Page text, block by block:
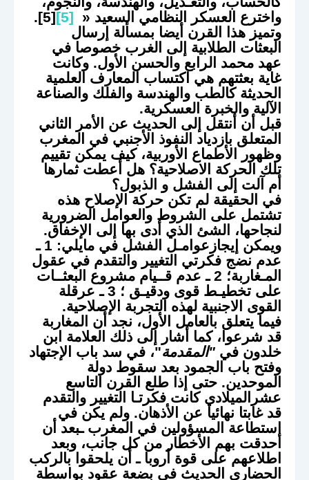
واخترع العسكر النظامي السعيد « [5]
[5].
وتميز هذا القرن أيضا بمسألة إرسال
البعثات الطلابية إلى الغرب خصوصا في
عهد محمد الرابع والحسن الأول. وكانت
غاية بعثتهم هي اكتساب المعارف العلمية
الحديثة كالطب والهندسة والفلك والصناعة
الآلية والخبرة العسكرية.
قبل أن أنتقل إلى الحديث عن الأمر الثاني
المتعلق بازدياد النفوذ الأجنبي في المغرب
وظهور الأطماع الأوربية، كيف يمكن تقييم
تلك الحركة الاصلاحية؟ هل أعطت ثمارها
أم آلت إلى الفشل و الذبول؟
في الحقيقة لم تكن حركة الإصلاح هذه
تشتمل على الشروط والعوامل الضرورية
لنجاحها، الشئ الذي أدى بها إلى الإخفاق.
ويمكن إيجازعوامـل الفشل في مايلي: 1 ـ
عدم نضج فكرتي التغيير والتقدم في عقول
المـغاربة؛ 2 ـ عدم قــيام مشروع البعثــات
على تخطيـط قوى ودقيـق ؛ 3 ـ عرقلة
القوى الاجنبية لهذه التجربة الإصلاحية.
فيما يتعلق بالعامل الأول، نجد أن المغاربة
قد شرعوا، كما أشار إلى ذلك العلامة ابن
خلدون في "المقدمة"، في سد باب الإجتهاد
وفتح باب الجمود بعد سقوط دولة
الموحدين. حتى إذا طلع القرن التاسع
عشرالميلادي كانت فكرتـا التغيير والتقدم
قد غابتا نهائيا عن الأذهان. ولم يكن في
استطاعة المسؤولين في المغرب ـبعد أن
أحدقت بهم الأخطار من كل جانب، وبعد
اطلاعهم على قوة أروبا ـ أن يلحقوا بالركب
الحضاري الحديث في بضعة عقود بواسطة